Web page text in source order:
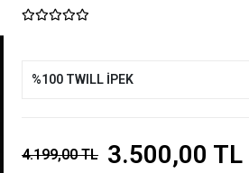
%100 TWILL İPEK
4.199,00 TL 3.500,00 TL